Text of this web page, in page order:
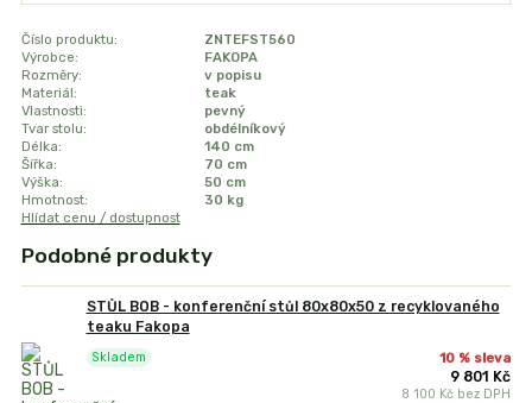
Číslo produktu:
ZNTEFST560
Výrobce:
FAKOPA
Rozměry:
v popisu
Materiál:
teak
Vlastnosti:
pevný
Tvar stolu:
obdélníkový
Délka:
140 cm
Šířka:
70 cm
Výška:
50 cm
Hmotnost:
30 kg
Hlídat cenu / dostupnost
Podobné produkty
STŮL BOB - konferenční stůl 80x80x50 z recyklovaného
teaku Fakopa
10 % sleva
9 801 Kč
8 100 Kč bez DPH
Skladem